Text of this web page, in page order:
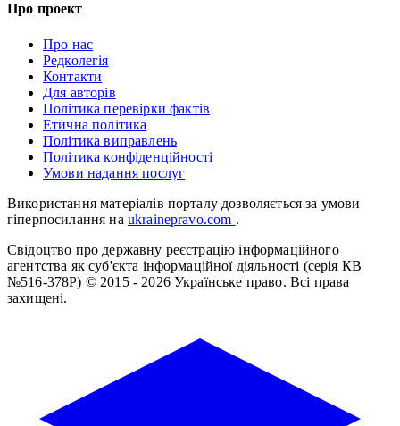
Про проект
Про нас
Редколегія
Контакти
Для авторів
Політика перевірки фактів
Етична політика
Політика виправлень
Політика конфіденційності
Умови надання послуг
Використання матеріалів порталу дозволяється за умови
гіперпосилання на ukrainepravo.com .
Свідоцтво про державну реєстрацію інформаційного
агентства як суб'єкта інформаційної діяльності (серія КВ
№516-378Р) © 2015 - 2026 Українське право. Всі права
захищені.